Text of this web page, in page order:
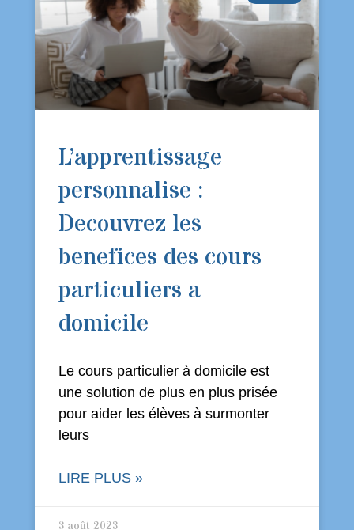
L’apprentissage
personnalise :
Decouvrez les
benefices des cours
particuliers a
domicile
Le cours particulier à domicile est
une solution de plus en plus prisée
pour aider les élèves à surmonter
leurs
LIRE PLUS »
3 août 2023